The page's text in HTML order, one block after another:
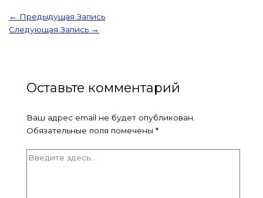
← Предыдущая Запись
Следующая Запись →
Оставьте комментарий
Ваш адрес email не будет опубликован.
Обязательные поля помечены *
Введите